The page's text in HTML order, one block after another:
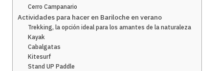
Cerro Campanario
Actividades para hacer en Bariloche en verano
Trekking, la opción ideal para los amantes de la naturaleza
Kayak
Cabalgatas
Kitesurf
Stand UP Paddle